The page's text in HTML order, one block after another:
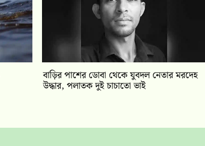
বাড়ির পাশের ডোবা থেকে যুবদল নেতার মরদেহ
উদ্ধার, পলাতক দুই চাচাতো ভাই